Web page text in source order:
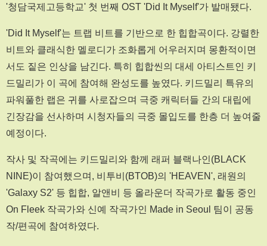
'청담국제고등학교' 첫 번째 OST 'Did It Myself'가 발매됐다.
'Did It Myself'는 트랩 비트를 기반으로 한 힙합곡이다. 강렬한
비트와 클래식한 멜로디가 조화롭게 어우러지며 몽환적이면
서도 짙은 인상을 남긴다. 특히 힙합씬의 대세 아티스트인 키
드밀리가 이 곡에 참여해 완성도를 높였다. 키드밀리 특유의
파워풀한 랩은 귀를 사로잡으며 극중 캐릭터들 간의 대립에
긴장감을 선사하며 시청자들의 극중 몰입도를 한층 더 높여줄
예정이다.
작사 및 작곡에는 키드밀리와 함께 래퍼 블랙나인(BLACK
NINE)이 참여했으며, 비투비(BTOB)의 'HEAVEN', 래원의
'Galaxy S2' 등 힙합, 알앤비 등 올라운더 작곡가로 활동 중인
On Fleek 작곡가와 신예 작곡가인 Made in Seoul 팀이 공동
작/편곡에 참여하였다.